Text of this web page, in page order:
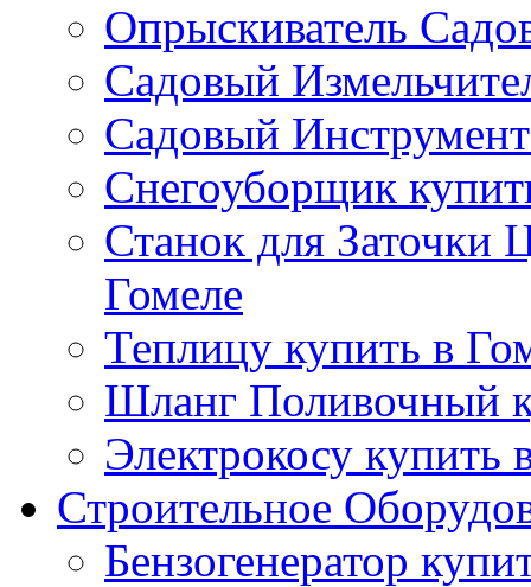
Опрыскиватель
Садовый
Садовый
Снегоуборщик
Станок для Заточки
Гомеле
Теплицу купить в
Шланг Поливочный
Электрокосу купить
Строительное
Бензогенератор